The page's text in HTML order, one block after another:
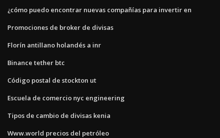
¿cómo puedo encontrar nuevas compañías para invertir en
Promociones de broker de divisas
Florín antillano holandés a inr
Binance tether btc
Código postal de stockton ut
Escuela de comercio nyc engineering
Tipos de cambio de divisas kenia
Www.world precios del petróleo